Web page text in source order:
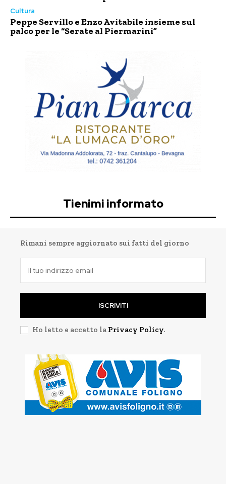
Cultura
Peppe Servillo e Enzo Avitabile insieme sul
palco per le “Serate al Piermarini”
Tienimi informato
Rimani sempre aggiornato sui fatti del giorno
ISCRIVITI
Ho letto e accetto la Privacy Policy.